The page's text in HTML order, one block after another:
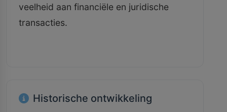
veelheid aan financiële en juridische
transacties.
Historische ontwikkeling